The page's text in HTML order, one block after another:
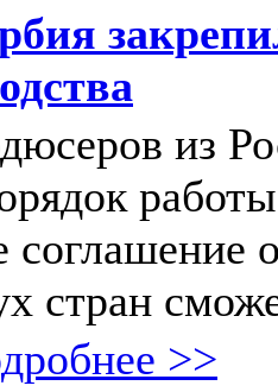
из
стран
>>